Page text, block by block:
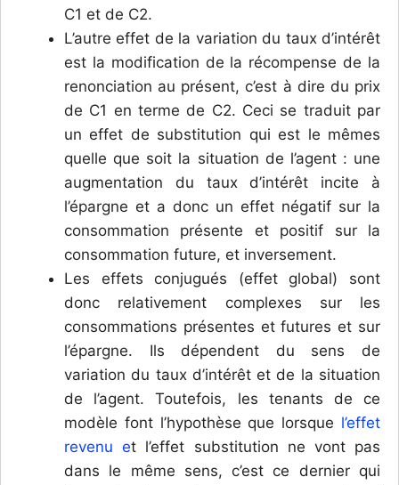
C1 et de C2.
L’autre effet de la variation du taux d’intérêt
est la modification de la récompense de la
renonciation au présent, c’est à dire du prix
de C1 en terme de C2. Ceci se traduit par
un effet de substitution qui est le mêmes
quelle que soit la situation de l’agent : une
augmentation du taux d’intérêt incite à
l’épargne et a donc un effet négatif sur la
consommation présente et positif sur la
consommation future, et inversement.
Les effets conjugués (effet global) sont
donc relativement complexes sur les
consommations présentes et futures et sur
l’épargne. Ils dépendent du sens de
variation du taux d’intérêt et de la situation
de l’agent. Toutefois, les tenants de ce
modèle font l’hypothèse que lorsque l’effet
revenu et l’effet substitution ne vont pas
dans le même sens, c’est ce dernier qui